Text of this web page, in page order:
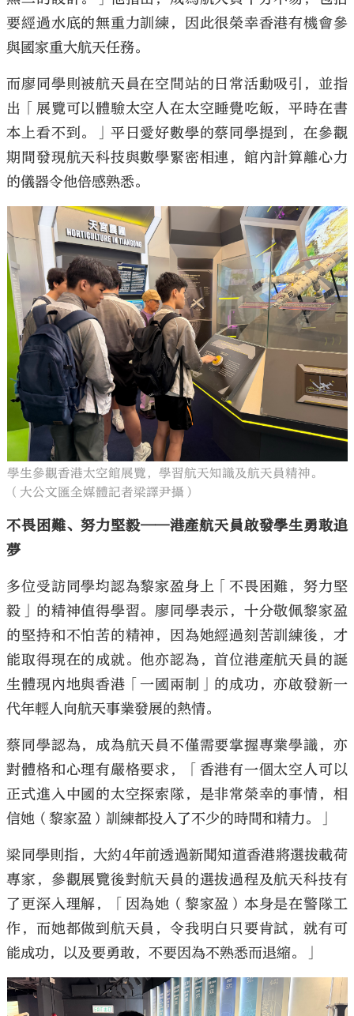
要經過水底的無重力訓練，因此很榮幸香港有機會參
與國家重大航天任務。
而廖同學則被航天員在空間站的日常活動吸引，並指
出「展覽可以體驗太空人在太空睡覺吃飯，平時在書
本上看不到。」平日愛好數學的蔡同學提到，在參觀
期間發現航天科技與數學緊密相連，館內計算離心力
的儀器令他倍感熟悉。
學生參觀香港太空館展覽，學習航天知識及航天員精神。
（大公文匯全媒體記者梁譯尹攝）
不畏困難、努力堅毅——港產航天員啟發學生勇敢追
夢
多位受訪同學均認為黎家盈身上「不畏困難，努力堅
毅」的精神值得學習。廖同學表示，十分敬佩黎家盈
的堅持和不怕苦的精神，因為她經過刻苦訓練後，才
能取得現在的成就。他亦認為，首位港產航天員的誕
生體現內地與香港「一國兩制」的成功，亦啟發新一
代年輕人向航天事業發展的熱情。
蔡同學認為，成為航天員不僅需要掌握專業學識，亦
對體格和心理有嚴格要求，「香港有一個太空人可以
正式進入中國的太空探索隊，是非常榮幸的事情，相
信她（黎家盈）訓練都投入了不少的時間和精力。」
梁同學則指，大約4年前透過新聞知道香港將選拔載荷
專家，參觀展覽後對航天員的選拔過程及航天科技有
了更深入理解，「因為她（黎家盈）本身是在警隊工
作，而她都做到航天員，令我明白只要肯試，就有可
能成功，以及要勇敢，不要因為不熟悉而退縮。」